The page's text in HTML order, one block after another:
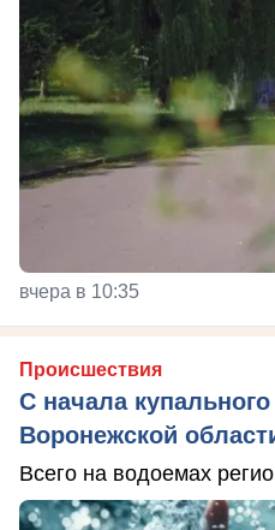
вчера в 10:35
Происшествия
С начала
Воронежской
Всего на водоемах